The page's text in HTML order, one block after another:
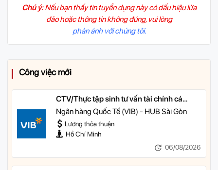
Chú ý:Nếu bạn thấy tin tuyển dụng này có dấu hiệu lừa
đảo hoặc thông tin không đúng, vui lòng
phản ánh với chúng tôi.
Công việc mới
CTV/Thực tập sinh tư vấn tài chính cá
nhân
Ngân hàng Quốc Tế (VIB) - HUB Sài Gòn
Lương thỏa thuận
Hồ Chí Minh
06/08/2026